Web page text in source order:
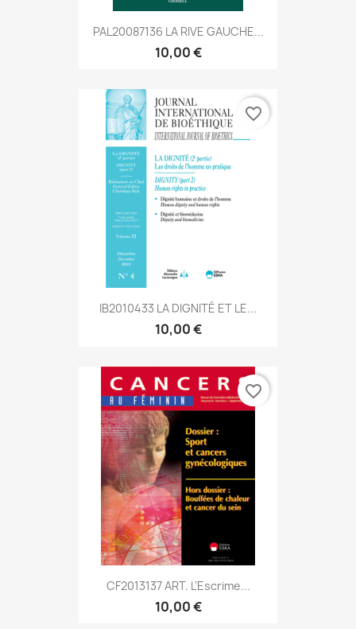
PAL20087136 LA RIVE GAUCHE...
10,00 €
IB2010433 LA DIGNITÉ ET LE...
10,00 €
favorite_border
CF2013137 ART. L’Escrime...
10,00 €
favorite_border